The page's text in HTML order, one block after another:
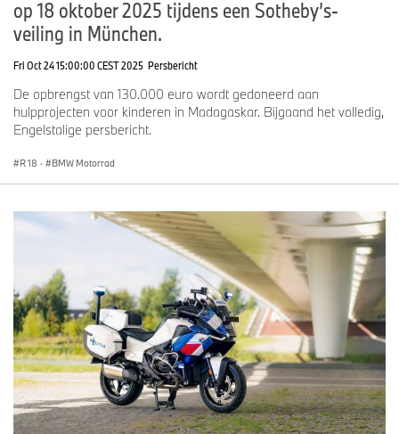
op 18 oktober 2025 tijdens een Sotheby’s-
veiling in München.
Fri Oct 24 15:00:00 CEST 2025 Persbericht
De opbrengst van 130.000 euro wordt gedoneerd aan
hulpprojecten voor kinderen in Madagaskar. Bijgaand het volledig,
Engelstalige persbericht.
R 18 · BMW Motorrad